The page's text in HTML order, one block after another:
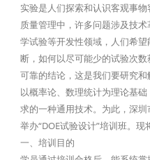
实验是人们探索和认识客观事
质量管理中，许多问题涉及技
学试验等开发性领域，人们希
断，如何以尽可能少的试验次
可靠的结论，这是我们要研究
以概率论、数理统计为理论基
求的一种通用技术。为此，深
举办“DOE试验设计”培训班。现
一、培训目的